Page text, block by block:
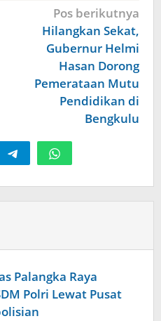
Pos berikutnya
Hilangkan Sekat,
Gubernur Helmi
Hasan Dorong
Pemerataan Mutu
Pendidikan di
Bengkulu
Palangka Raya
Polri Lewat Pusat